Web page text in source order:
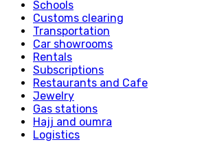
Schools
Customs clearing
Transportation
Car showrooms
Rentals
Subscriptions
Restaurants and Cafe
Jewelry
Gas stations
Hajj and oumra
Logistics